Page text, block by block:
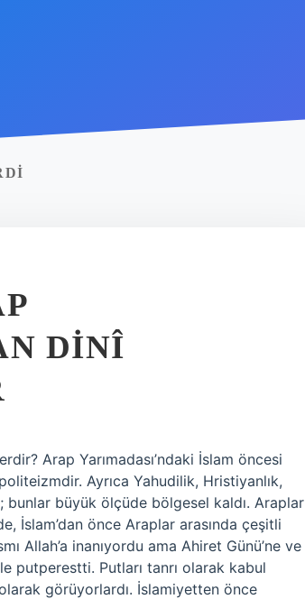
DINÎ
Arap Yarımadası’ndaki İslam öncesi
Ayrıca Yahudilik, Hristiyanlık,
bunlar büyük ölçüde bölgesel kaldı. Araplar
İslam’dan önce Araplar arasında çeşitli
Allah’a inanıyordu ama Ahiret Günü’ne ve
putperestti. Putları tanrı olarak kabul
görüyorlardı. İslamiyetten önce